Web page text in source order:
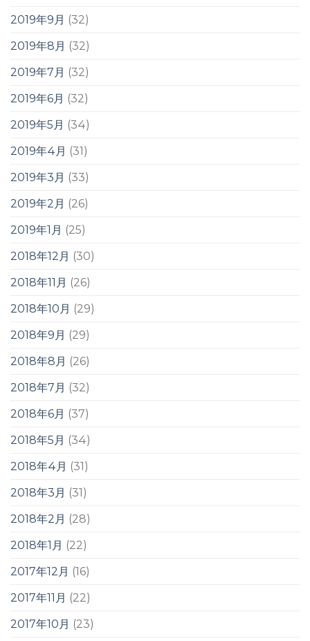
2019年9月 (32)
2019年8月 (32)
2019年7月 (32)
2019年6月 (32)
2019年5月 (34)
2019年4月 (31)
2019年3月 (33)
2019年2月 (26)
2019年1月 (25)
2018年12月 (30)
2018年11月 (26)
2018年10月 (29)
2018年9月 (29)
2018年8月 (26)
2018年7月 (32)
2018年6月 (37)
2018年5月 (34)
2018年4月 (31)
2018年3月 (31)
2018年2月 (28)
2018年1月 (22)
2017年12月 (16)
2017年11月 (22)
2017年10月 (23)